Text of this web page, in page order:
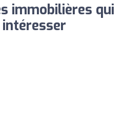
immobilières qui